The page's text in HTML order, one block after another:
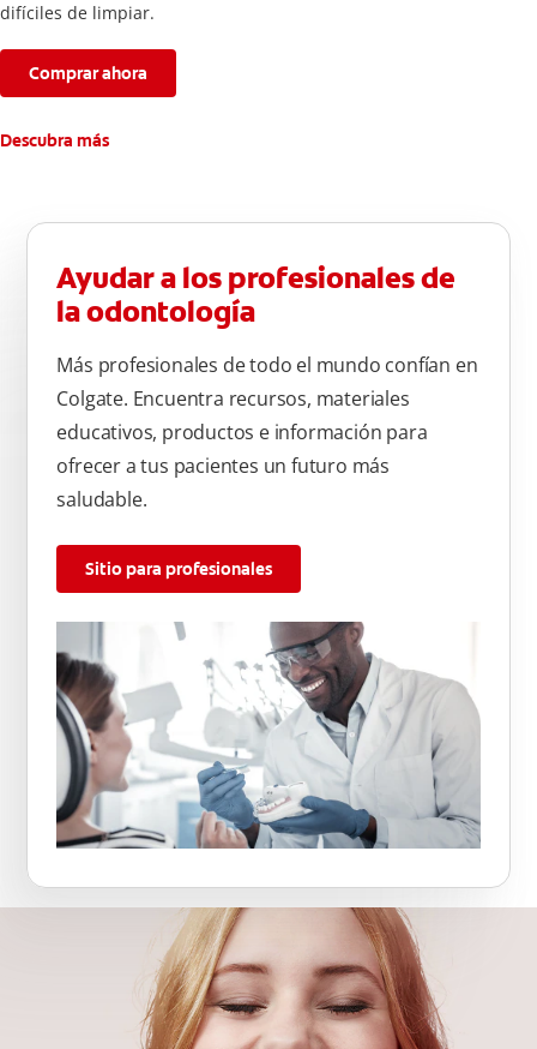
difíciles de limpiar.
Comprar ahora
Descubra más
Ayudar a los profesionales de
la odontología
Más profesionales de todo el mundo confían en
Colgate. Encuentra recursos, materiales
educativos, productos e información para
ofrecer a tus pacientes un futuro más
saludable.
Sitio para profesionales